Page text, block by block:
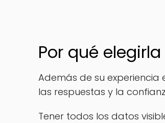
Por qué
Además de su experiencia
las respuestas y la
Tener todos los datos